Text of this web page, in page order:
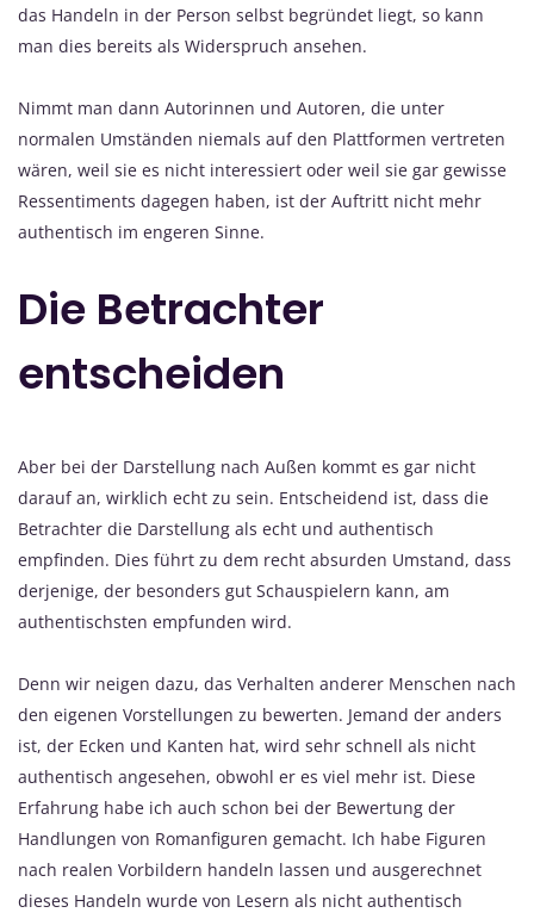
das Handeln in der Person selbst begründet liegt, so kann
man dies bereits als Widerspruch ansehen.
Nimmt man dann Autorinnen und Autoren, die unter
normalen Umständen niemals auf den Plattformen vertreten
wären, weil sie es nicht interessiert oder weil sie gar gewisse
Ressentiments dagegen haben, ist der Auftritt nicht mehr
authentisch im engeren Sinne.
Die Betrachter
entscheiden
Aber bei der Darstellung nach Außen kommt es gar nicht
darauf an, wirklich echt zu sein. Entscheidend ist, dass die
Betrachter die Darstellung als echt und authentisch
empfinden. Dies führt zu dem recht absurden Umstand, dass
derjenige, der besonders gut Schauspielern kann, am
authentischsten empfunden wird.
Denn wir neigen dazu, das Verhalten anderer Menschen nach
den eigenen Vorstellungen zu bewerten. Jemand der anders
ist, der Ecken und Kanten hat, wird sehr schnell als nicht
authentisch angesehen, obwohl er es viel mehr ist. Diese
Erfahrung habe ich auch schon bei der Bewertung der
Handlungen von Romanfiguren gemacht. Ich habe Figuren
nach realen Vorbildern handeln lassen und ausgerechnet
dieses Handeln wurde von Lesern als nicht authentisch